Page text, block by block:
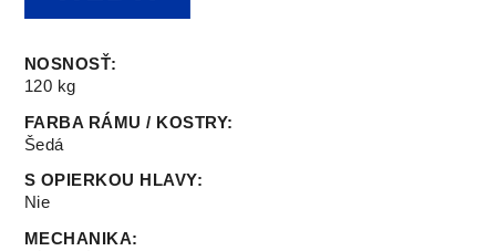
NOSNOSŤ:
120 kg
FARBA RÁMU / KOSTRY:
Šedá
S OPIERKOU HLAVY:
Nie
MECHANIKA: